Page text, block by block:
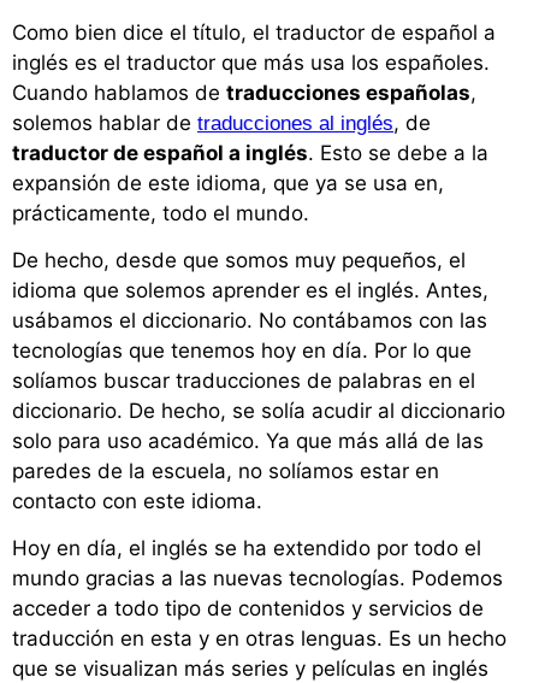
Como bien dice el título, el traductor de español a
inglés es el traductor que más usa los españoles.
Cuando hablamos de traducciones españolas,
solemos hablar de traducciones al inglés, de
traductor de español a inglés. Esto se debe a la
expansión de este idioma, que ya se usa en,
prácticamente, todo el mundo.
De hecho, desde que somos muy pequeños, el
idioma que solemos aprender es el inglés. Antes,
usábamos el diccionario. No contábamos con las
tecnologías que tenemos hoy en día. Por lo que
solíamos buscar traducciones de palabras en el
diccionario. De hecho, se solía acudir al diccionario
solo para uso académico. Ya que más allá de las
paredes de la escuela, no solíamos estar en
contacto con este idioma.
Hoy en día, el inglés se ha extendido por todo el
mundo gracias a las nuevas tecnologías. Podemos
acceder a todo tipo de contenidos y servicios de
traducción en esta y en otras lenguas. Es un hecho
que se visualizan más series y películas en inglés